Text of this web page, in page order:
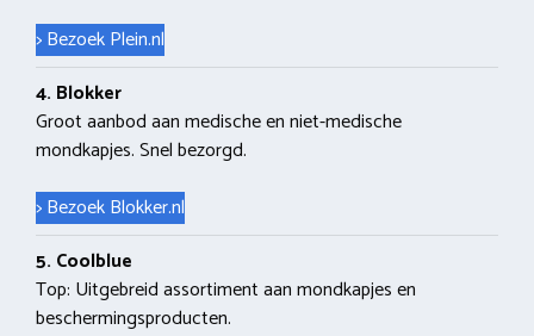
> Bezoek Plein.nl
4. Blokker
Groot aanbod aan medische en niet-medische
mondkapjes. Snel bezorgd.
> Bezoek Blokker.nl
5. Coolblue
Top: Uitgebreid assortiment aan mondkapjes en
beschermingsproducten.